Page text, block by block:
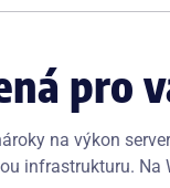
pro
na výkon
infrastrukturu. Na